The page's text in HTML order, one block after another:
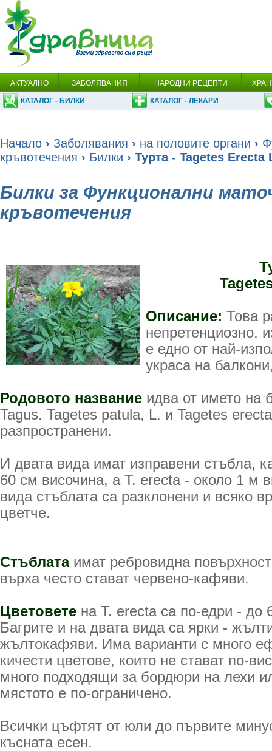
АКТУАЛНО ЗАБОЛЯВАНИЯ НАРОДНИ РЕЦЕПТИ
КАТАЛОГ - БИЛКИ КАТАЛОГ - ЛЕКАРИ
Начало › Заболявания › на половите органи ›
кръвотечения › Билки › Турта - Tagetes Erecta
Билки за Функционални
кръвотечения
Описание: Това
непретенциозно,
е едно от най-
украса на
Родовото название идва от името на
Tagus. Tagetes patula, L. и Tagetes
разпространени.
И двата вида имат изправени стъбла,
60 см височина, а T. erecta - около 1 м
вида стъблата са разклонени и всяко
цветче.
Стъблатаимат ребровидна
върха често стават червено-кафяви.
Цветовете на T. erecta са по-едри - до
Багрите и на двата вида са ярки -
жълтокафяви. Има варианти с много
кичести цветове, които не стават по-
много подходящи за бордюри на лехи
мястото е по-ограничено.
Всички цъфтят от юли до първите
късната есен.